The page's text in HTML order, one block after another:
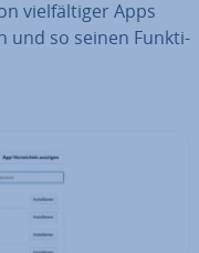
viel­fäl­ti­ger Apps
und so seinen Funk­ti­